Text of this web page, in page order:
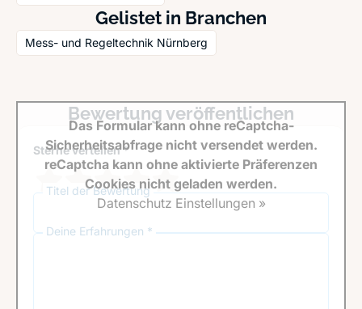
Gelistet in Branchen
Mess- und Regeltechnik Nürnberg
Bewertung veröffentlichen
Sterne verteilen *
Titel der Bewertung
Deine Erfahrungen *
Das Formular kann ohne reCaptcha-
Sicherheitsabfrage nicht versendet werden.
reCaptcha kann ohne aktivierte Präferenzen
Cookies nicht geladen werden.
Datenschutz Einstellungen »